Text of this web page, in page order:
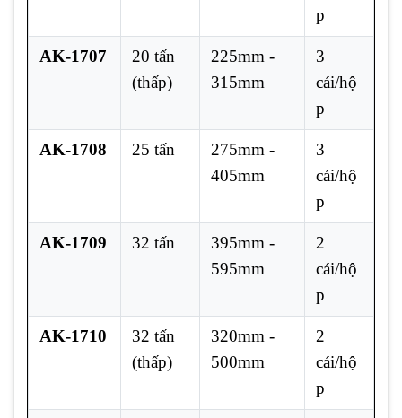
p
AK-1707
20 tấn
(thấp)
225mm -
315mm
3
cái/hộ
p
AK-1708 25 tấn
275mm -
405mm
3
cái/hộ
p
AK-1709 32 tấn
395mm -
595mm
2
cái/hộ
p
AK-1710
32 tấn
(thấp)
320mm -
500mm
2
cái/hộ
p